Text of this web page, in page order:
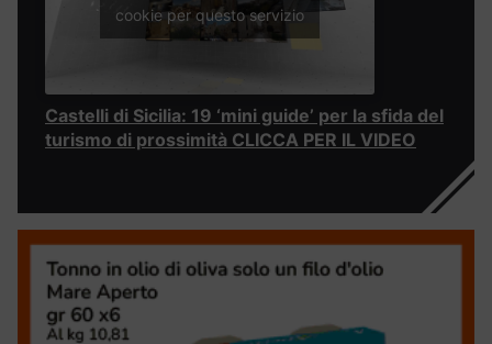
cookie per questo servizio
Castelli di Sicilia: 19 ‘mini guide’ per la sfida del
turismo di prossimità CLICCA PER IL VIDEO